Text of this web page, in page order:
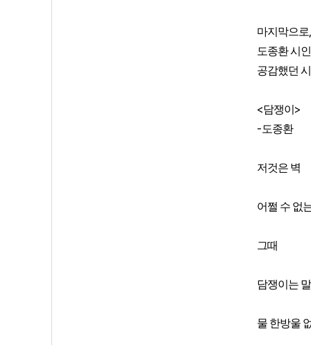
마지막으로
도종환 시
공감했던
<담쟁이 >
-도종환
저것은 벽
어쩔 수 없
그때
담쟁이는
물 한방울